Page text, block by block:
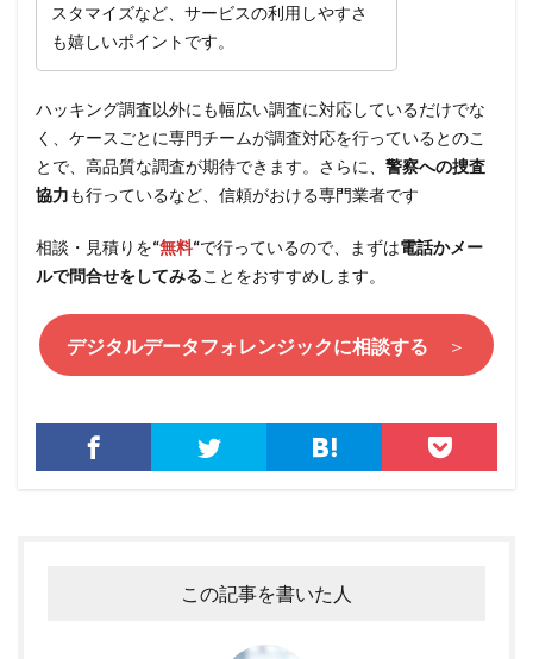
スタマイズなど、サービスの利用しやすさ
も嬉しいポイントです。
ハッキング調査以外にも幅広い調査に対応しているだけでな
く、ケースごとに専門チームが調査対応を行っているとのこ
とで、高品質な調査が期待できます。さらに、 警察への捜査
協力も行っているなど、信頼がおける専門業者です
相談・見積りを“無料“で行っているので、まずは電話かメー
ルで問合せをしてみることをおすすめします。
デジタルデータフォレンジックに相談する ＞
この記事を書いた人